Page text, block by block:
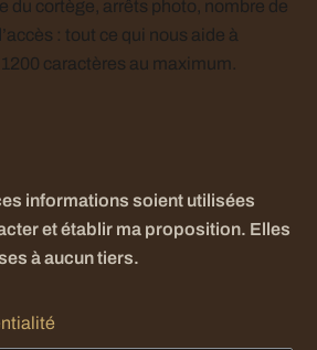
du cortège, arrêts photo, nombre de
préparer la journée. 1200 caractères au maximum.
informations soient utilisées
Elles
à aucun tiers.